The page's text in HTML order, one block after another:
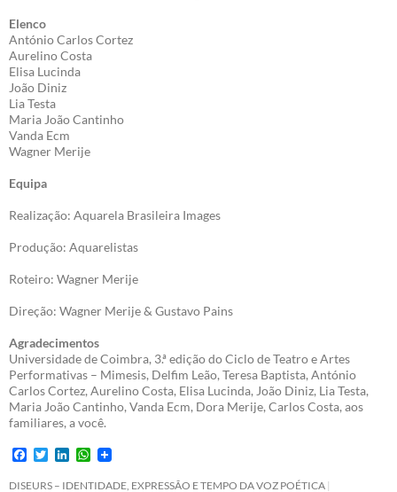
Elenco
António Carlos Cortez
Aurelino Costa
Elisa Lucinda
João Diniz
Lia Testa
Maria João Cantinho
Vanda Ecm
Wagner Merije
Equipa
Realização: Aquarela Brasileira Images
Produção: Aquarelistas
Roteiro: Wagner Merije
Direção: Wagner Merije & Gustavo Pains
Agradecimentos
Universidade de Coimbra, 3.ª edição do Ciclo de Teatro e Artes
Performativas – Mimesis, Delfim Leão, Teresa Baptista, António
Carlos Cortez, Aurelino Costa, Elisa Lucinda, João Diniz, Lia Testa,
Maria João Cantinho, Vanda Ecm, Dora Merije, Carlos Costa, aos
familiares, a você.
F
c
T
i
n
W
a
DISEURS – IDENTIDADE, EXPRESSÃO E TEMPO DA VOZ POÉTICA